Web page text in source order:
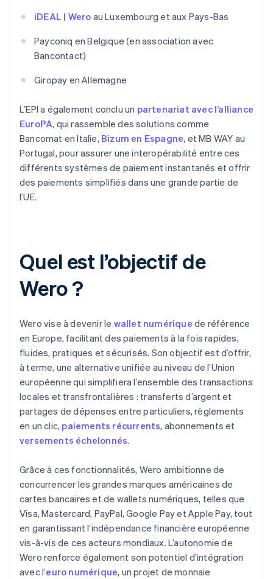
iDEAL | Wero au Luxembourg et aux Pays-Bas
Payconiq en Belgique (en association avec
Bancontact)
Giropay en Allemagne
L’EPI a également conclu un partenariat avec l’alliance
EuroPA, qui rassemble des solutions comme
Bancomat en Italie, Bizum en Espagne, et MB WAY au
Portugal, pour assurer une interopérabilité entre ces
différents systèmes de paiement instantanés et offrir
des paiements simplifiés dans une grande partie de
l’UE.
Quel est l’objectif de
Wero ?
Wero vise à devenir le wallet numérique de référence
en Europe, facilitant des paiements à la fois rapides,
fluides, pratiques et sécurisés. Son objectif est d’offrir,
à terme, une alternative unifiée au niveau de l’Union
européenne qui simplifiera l’ensemble des transactions
locales et transfrontalières : transferts d’argent et
partages de dépenses entre particuliers, règlements
en un clic, paiements récurrents, abonnements et
versements échelonnés.
Grâce à ces fonctionnalités, Wero ambitionne de
concurrencer les grandes marques américaines de
cartes bancaires et de wallets numériques, telles que
Visa, Mastercard, PayPal, Google Pay et Apple Pay, tout
en garantissant l’indépendance financière européenne
vis-à-vis de ces acteurs mondiaux. L’autonomie de
Wero renforce également son potentiel d’intégration
avec l’euro numérique, un projet de monnaie